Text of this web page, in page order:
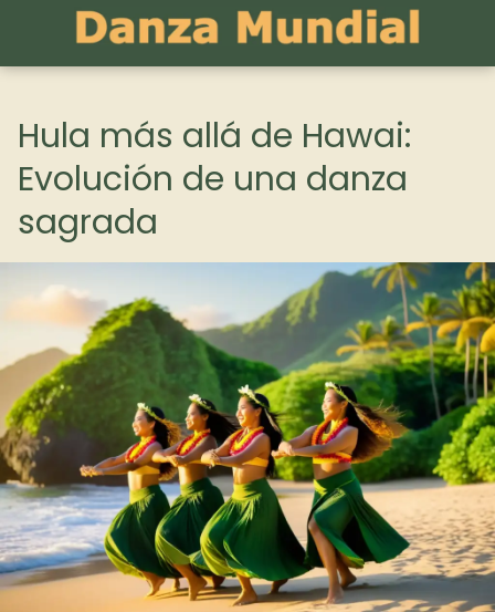
Hula más allá de Hawai:
Evolución de una danza
sagrada